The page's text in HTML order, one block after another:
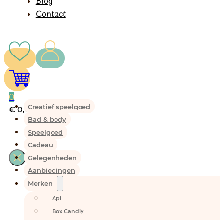
Contact
0
€0,00Creatief speelgoed
Bad & body
Speelgoed
Cadeau
Gelegenheden
Aanbiedingen
Merken
Api
Box Candiy